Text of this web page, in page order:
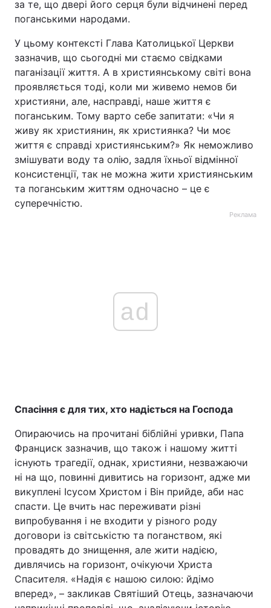
за те, що двері його серця були відчинені перед
поганськими народами.
У цьому контексті Глава Католицької Церкви
зазначив, що сьогодні ми стаємо свідками
паганізації життя. А в християнському світі вона
проявляється тоді, коли ми живемо немов би
християни, але, насправді, наше життя є
поганським. Тому варто себе запитати: «Чи я
живу як християнин, як християнка? Чи моє
життя є справді християнським?» Як неможливо
змішувати воду та олію, задля їхньої відмінної
консистенції, так не можна жити християнським
та поганським життям одночасно – це є
суперечністю.
Реклама
ad
Спасіння є для тих, хто надіється на Господа
Опираючись на прочитані біблійні уривки, Папа
Франциск зазначив, що також і нашому житті
існують трагедії, однак, християни, незважаючи
ні на що, повинні дивитись на горизонт, адже ми
викуплені Ісусом Христом і Він прийде, аби нас
спасти. Це вчить нас переживати різні
випробування і не входити у різного роду
договори із світськістю та поганством, які
провадять до знищення, але жити надією,
дивлячись на горизонт, очікуючи Христа
Спасителя. «Надія є нашою силою: йдімо
вперед», – закликав Святіший Отець, зазначаючи